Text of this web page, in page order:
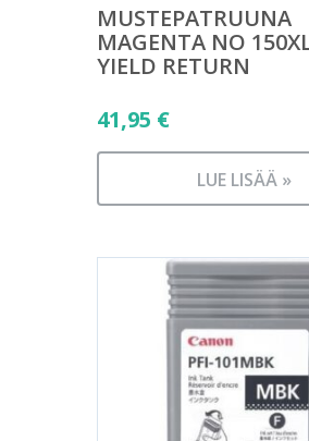
MUSTEPATRUUNA
MAGENTA NO
YIELD RETURN
41,95 €
LUE LISÄÄ »